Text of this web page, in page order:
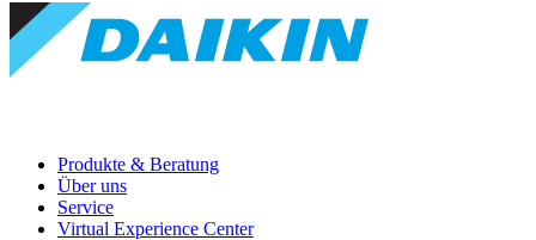
Produkte & Beratung
Über uns
Service
Virtual Experience Center